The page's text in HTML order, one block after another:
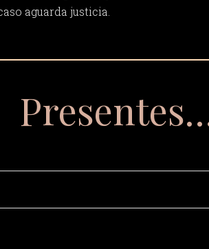
aguarda justicia.